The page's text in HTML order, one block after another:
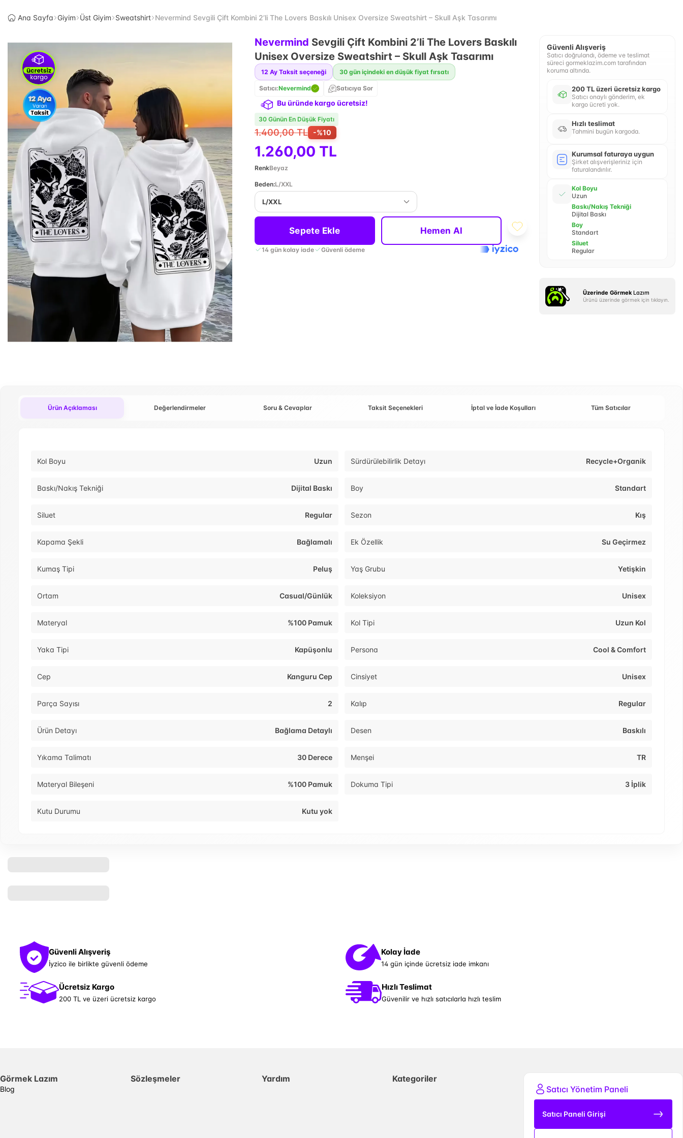
Ana Sayfa Giyim Üst Giyim Sweatshirt Nevermind Sevgili Çift Kombini 2’li The Lovers Baskılı Unisex Oversize Sweatshirt – Skull Aşk Tasarımı
Nevermind Sevgili Çift Kombini 2’li The Lovers Baskılı
Unisex Oversize Sweatshirt – Skull Aşk Tasarımı
12 Ay Taksit seçeneği 30 gün içindeki en düşük fiyat fırsatı
Satıcı:Nevermind Satıcıya Sor
Bu üründe kargo ücretsiz!
30 Günün En Düşük Fiyatı
1.400,00 TL -%10
1.260,00 TL
RenkBeyaz
Beden:L/XXL
L/XXL
Sepete Ekle Hemen Al
14 gün kolay iade Güvenli ödeme
Güvenli Alışveriş
Satıcı doğrulandı, ödeme ve teslimat
süreci gormeklazim.com tarafından
koruma altında.
200 TL üzeri ücretsiz kargo
Satıcı onaylı gönderim, ek
kargo ücreti yok.
Hızlı teslimat
Tahmini bugün kargoda.
Kurumsal faturaya uygun
Şirket alışverişleriniz için
faturalandırılır.
Kol Boyu
Uzun
Baskı/Nakış Tekniği
Dijital Baskı
Boy
Standart
Siluet
Regular
Üzerinde Görmek Lazım
Ürünü üzerinde görmek için tıklayın.
Ürün Açıklaması Değerlendirmeler Soru & Cevaplar Taksit Seçenekleri İptal ve İade Koşulları Tüm Satıcılar
Kol Boyu Uzun Sürdürülebilirlik Detayı Recycle+Organik
Baskı/Nakış Tekniği Dijital Baskı Boy Standart
Siluet Regular Sezon Kış
Kapama Şekli Bağlamalı Ek Özellik Su Geçirmez
Kumaş Tipi Peluş Yaş Grubu Yetişkin
Ortam Casual/Günlük Koleksiyon Unisex
Materyal %100 Pamuk Kol Tipi Uzun Kol
Yaka Tipi Kapüşonlu Persona Cool & Comfort
Cep Kanguru Cep Cinsiyet Unisex
Parça Sayısı 2 Kalıp Regular
Ürün Detayı Bağlama Detaylı Desen Baskılı
Yıkama Talimatı 30 Derece Menşei TR
Materyal Bileşeni %100 Pamuk Dokuma Tipi 3 İplik
Kutu Durumu Kutu yok
Güvenli Alışveriş
İyzico ile birlikte güvenli ödeme
Kolay İade
14 gün içinde ücretsiz iade imkanı
Ücretsiz Kargo
200 TL ve üzeri ücretsiz kargo
Hızlı Teslimat
Güvenilir ve hızlı satıcılarla hızlı teslim
Görmek Lazım
Blog
Sözleşmeler Yardım
Kategoriler
Satıcı Yönetim Paneli
Satıcı Paneli Girişi